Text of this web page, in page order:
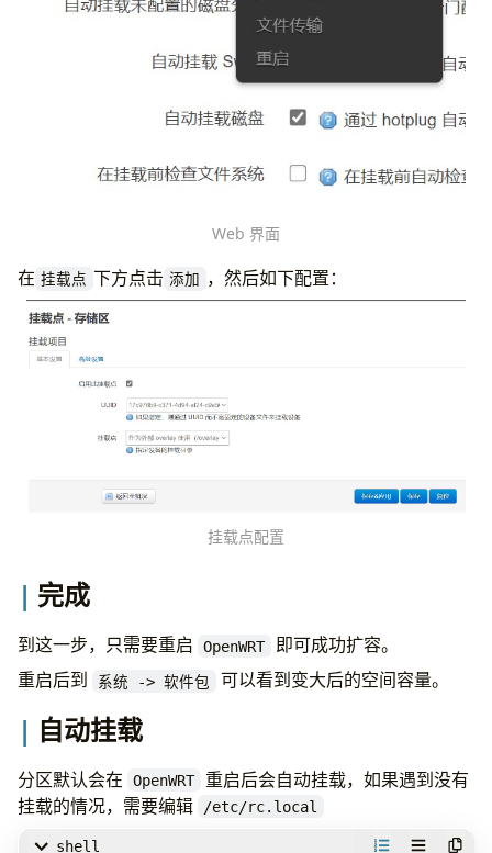
Web 界面
在 挂载点 下方点击 添加 ，然后如下配置：
挂载点配置
完成
到这一步，只需要重启 OpenWRT
即可成功扩容。
重启后到
系统 -> 软件包 可以看到变大后的空间容量。
自动挂载
分区默认会在 OpenWRT
重启后会自动挂载，如果遇到没有
挂载的情况，需要编辑
/etc/rc.local
shell